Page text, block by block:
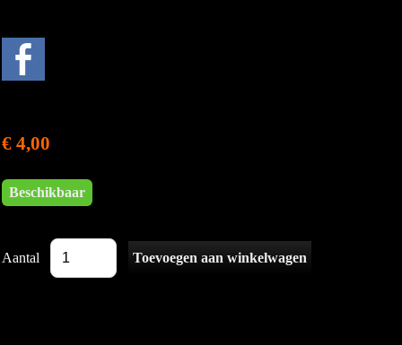
€ 4,00
Beschikbaar
Aantal